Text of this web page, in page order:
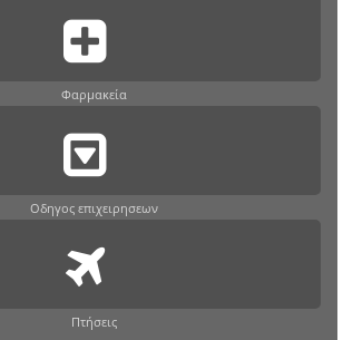
Φαρμακεία
Οδηγος επιχειρησεων
Πτήσεις